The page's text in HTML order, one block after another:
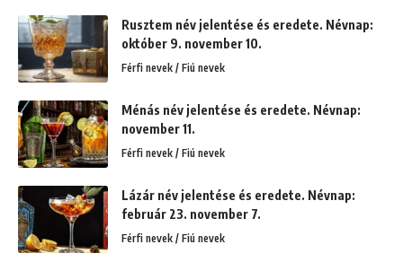
Rusztem név jelentése és eredete. Névnap:
október 9. november 10.
Férfi nevek / Fiú nevek
Ménás név jelentése és eredete. Névnap:
november 11.
Férfi nevek / Fiú nevek
Lázár név jelentése és eredete. Névnap:
február 23. november 7.
Férfi nevek / Fiú nevek